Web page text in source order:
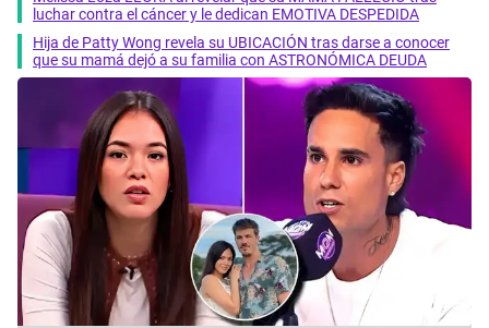
luchar contra el cáncer y le dedican EMOTIVA DESPEDIDA
Hija de Patty Wong revela su UBICACIÓN tras darse a conocer
que su mamá dejó a su familia con ASTRONÓMICA DEUDA